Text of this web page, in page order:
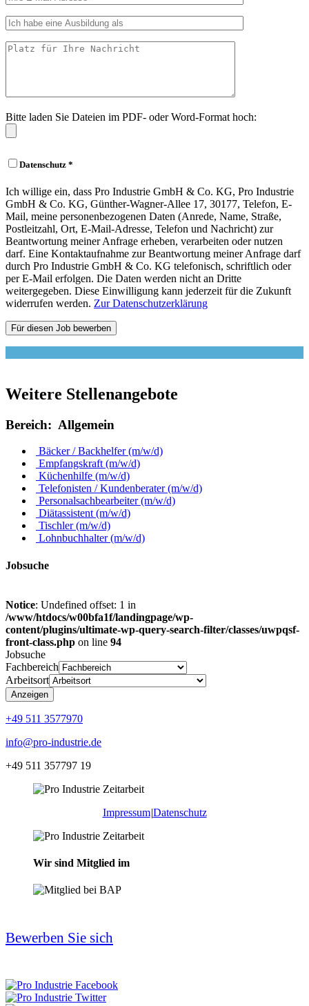
Bitte laden Sie Dateien im PDF- oder Word-Format hoch:
Datenschutz *
Ich willige ein, dass Pro Industrie GmbH & Co. KG, Pro Industrie
GmbH & Co. KG, Günther-Wagner-Allee 17, 30177, Telefon, E-
Mail, meine personenbezogenen Daten (Anrede, Name, Straße,
Postleitzahl, Ort, E-Mail-Adresse, Telefon und Nachricht) zur
Beantwortung meiner Anfrage erheben, verarbeiten oder nutzen
darf. Eine Kontaktaufnahme zur Beantwortung meiner Anfrage darf
durch Pro Industrie GmbH & Co. KG telefonisch, schriftlich oder
per E-Mail erfolgen. Die Daten werden nicht an Dritte
weitergegeben. Diese Einwilligung kann jederzeit für die Zukunft
widerrufen werden. Zur Datenschutzerklärung
Weitere Stellenangebote
Bereich: Allgemein
Bäcker / Backhelfer (m/w/d)
Empfangskraft (m/w/d)
Küchenhilfe (m/w/d)
Telefonisten / Kundenberater (m/w/d)
Personalsachbearbeiter (m/w/d)
Diätassistent (m/w/d)
Tischler (m/w/d)
Lohnbuchhalter (m/w/d)
Jobsuche
Notice: Undefined offset: 1 in
/www/htdocs/w00bfa1f/landingpage/wp-
content/plugins/ultimate-wp-query-search-filter/classes/uwpqsf-
front-class.php on line 94
Jobsuche
Fachbereich
Arbeitsort
+49 511 3577970
info@pro-industrie.de
+49 511 357797 19
Impressum|Datenschutz
Wir sind Mitglied im
Bewerben Sie sich